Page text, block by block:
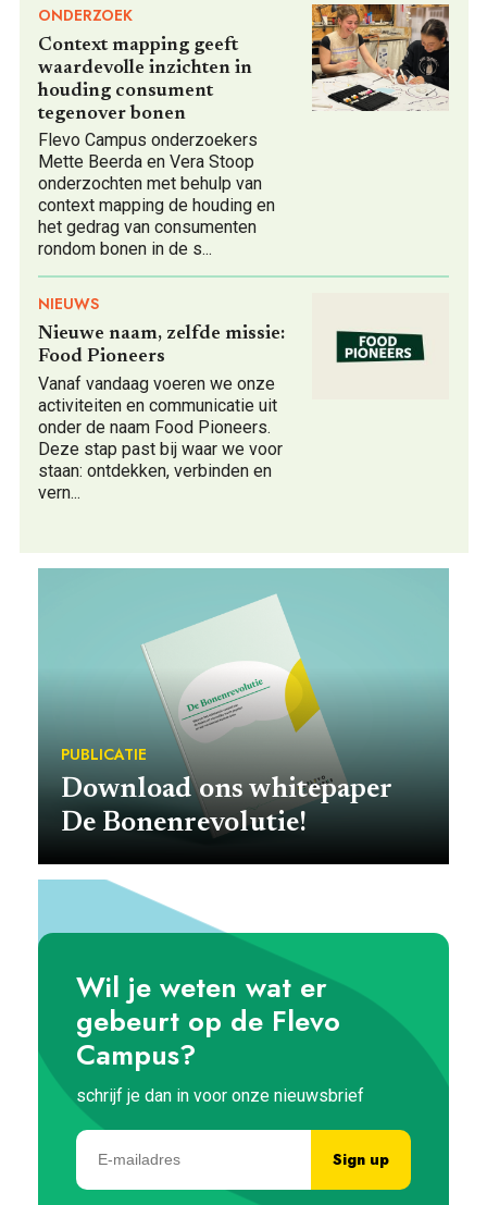
ONDERZOEK
Context mapping geeft
waardevolle inzichten in
houding consument
tegenover bonen
Flevo Campus onderzoekers
Mette Beerda en Vera Stoop
onderzochten met behulp van
context mapping de houding en
het gedrag van consumenten
rondom bonen in de s...
NIEUWS
Nieuwe naam, zelfde missie:
Food Pioneers
Vanaf vandaag voeren we onze
activiteiten en communicatie uit
onder de naam Food Pioneers.
Deze stap past bij waar we voor
staan: ontdekken, verbinden en
vern...
PUBLICATIE
Download ons whitepaper
De Bonenrevolutie!
Wil je weten wat er
gebeurt op de Flevo
Campus?
schrijf je dan in voor onze nieuwsbrief